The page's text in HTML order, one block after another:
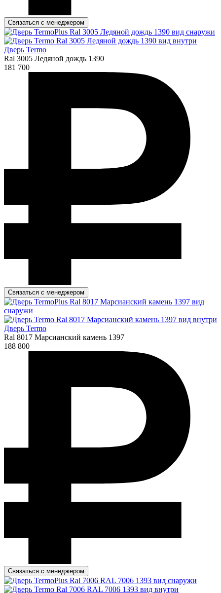
Связаться с менеджером
Дверь Termo
Ral 3005 Ледяной дождь 1390
181 700
Связаться с менеджером
Дверь Termo
Ral 8017 Марсианский камень 1397
188 800
Связаться с менеджером